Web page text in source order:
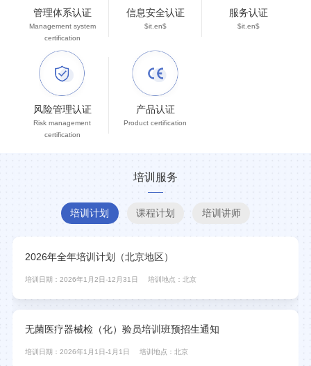
管理体系认证
Management system
certification
信息安全认证
$it.en$
服务认证
$it.en$
风险管理认证
Risk management
certification
产品认证
Product certification
培训服务
培训计划 课程计划 培训讲师
2026年全年培训计划（北京地区）
培训日期：2026年1月2日-12月31日 培训地点：北京
无菌医疗器械检（化）验员培训班预招生通知
培训日期：2026年1月1日-1月1日 培训地点：北京